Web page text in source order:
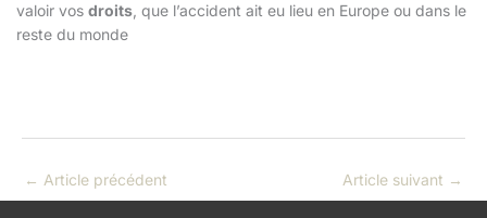
valoir vos droits , que l’accident ait eu lieu en Europe ou dans le
reste du monde
← Article précédent Article suivant →